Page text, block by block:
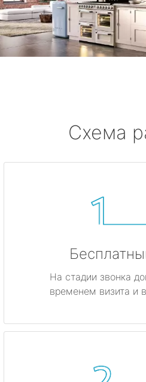
Схема
На стадии звонка
временем визита и